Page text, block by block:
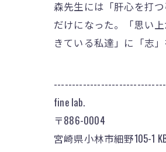
森先生には「肝心を打
だけになった。「思い
きている私達」に「志
fine lab.
〒886-0004
宮崎県小林市細野105-1